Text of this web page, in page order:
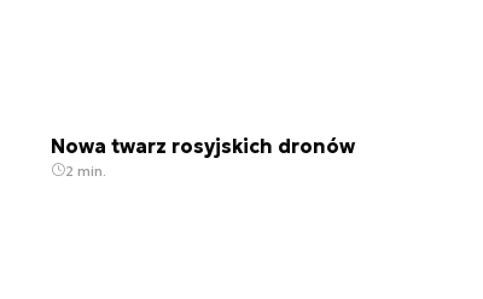
Nowa twarz rosyjskich dronów
2 min.